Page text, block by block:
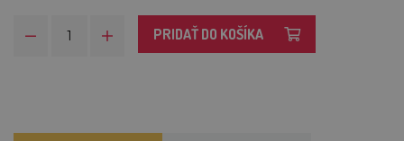
PRIDAŤ DO KOŠÍKA